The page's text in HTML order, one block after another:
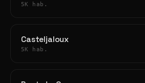
5K hab.
Casteljaloux
5K hab.